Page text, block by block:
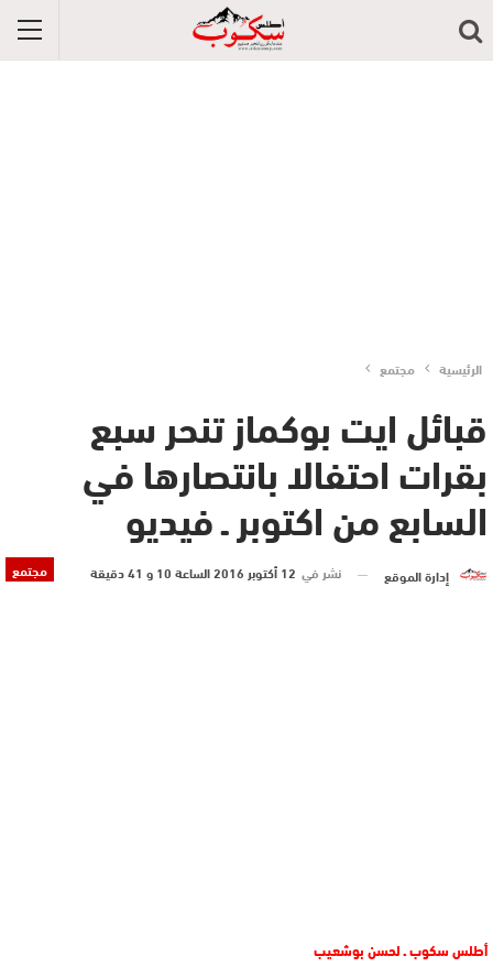
الرئيسية مجتمع
قبائل ايت بوكماز تنحر سبع
بقرات احتفالا بانتصارها في
السابع من اكتوبر ـ فيديو
مجتمع إدارة الموقع نشر في 12 أكتوبر 2016 الساعة 10 و 41 دقيقة
أطلس سكوب ـ لحسن بوشعيب